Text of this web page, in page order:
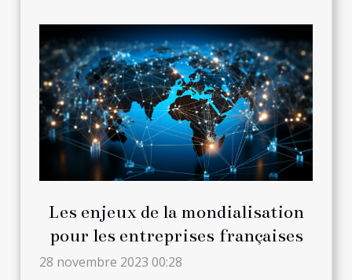
Les enjeux de la mondialisation
pour les entreprises françaises
28 novembre 2023 00:28